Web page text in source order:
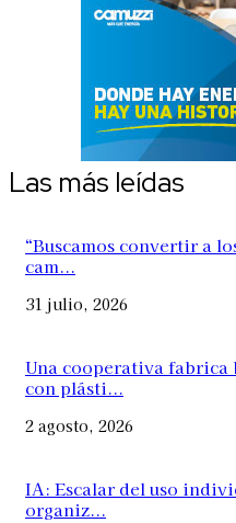
Las más leídas
“Buscamos convertir a
cam...
31 julio, 2026
Una cooperativa fabrica
con plásti...
2 agosto, 2026
IA: Escalar del uso
organiz...